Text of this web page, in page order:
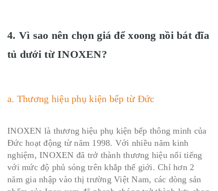
4. Vì sao nên chọn giá để xoong nồi bát đĩa
tủ dưới từ INOXEN?
a. Thương hiệu phụ kiện bếp từ Đức
INOXEN là thương hiệu phụ kiện bếp thông minh của
Đức hoạt động từ năm 1998. Với nhiều năm kinh
nghiệm, INOXEN đã trở thành thương hiệu nổi tiếng
với mức độ phủ sóng trên khắp thế giới. Chỉ hơn 2
năm gia nhập vào thị trường Việt Nam, các dòng sản